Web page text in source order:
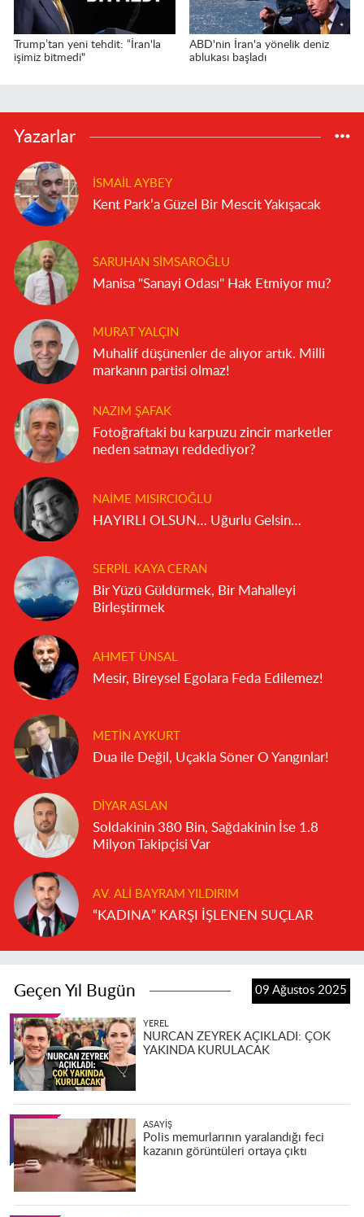
Trump’tan yeni tehdit: “İran'la
işimiz bitmedi"
ABD'nin İran'a yönelik deniz
ablukası başladı
Yazarlar
İSMAIL AYBEY
Kent Park’a Güzel Bir Mescit Yakışacak
SARUHAN SIMSAROĞLU
Manisa "Sanayi Odası" Hak Etmiyor mu?
MURAT YALÇIN
Muhalif düşünenler de alıyor artık. Milli
markanın partisi olmaz!
NAZIM ŞAFAK
Fotoğraftaki bu karpuzu zincir marketler
neden satmayı reddediyor?
NAIME MISIRCIOĞLU
HAYIRLI OLSUN… Uğurlu Gelsin…
SERPIL KAYA CERAN
Bir Yüzü Güldürmek, Bir Mahalleyi
Birleştirmek
AHMET ÜNSAL
Mesir, Bireysel Egolara Feda Edilemez!
METIN AYKURT
Dua ile Değil, Uçakla Söner O Yangınlar!
DIYAR ASLAN
Soldakinin 380 Bin, Sağdakinin İse 1.8
Milyon Takipçisi Var
AV. ALI BAYRAM YILDIRIM
“KADINA” KARŞI İŞLENEN SUÇLAR
Geçen Yıl Bugün 09 Ağustos 2025
YEREL
NURCAN ZEYREK AÇIKLADI: ÇOK
YAKINDA KURULACAK
ASAYIŞ
Polis memurlarının yaralandığı feci
kazanın görüntüleri ortaya çıktı